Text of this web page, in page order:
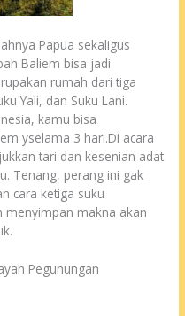
Papua sekaligus
Baliem bisa jadi
rumah dari tiga
Yali, dan Suku Lani.
kamu bisa
yselama 3 hari.Di acara
tari dan kesenian adat
Tenang, perang ini gak
cara ketiga suku
menyimpan makna akan
Pegunungan